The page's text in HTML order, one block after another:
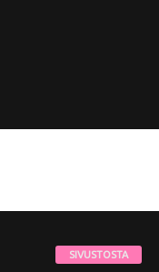
SIVUSTOSTA